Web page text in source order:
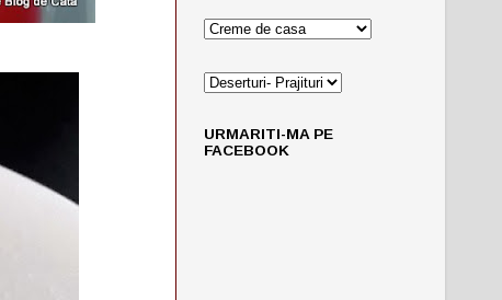
URMARITI-MA PE
FACEBOOK